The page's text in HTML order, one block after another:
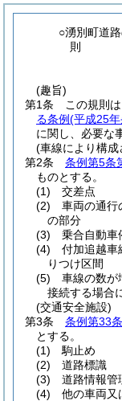
○湧別町道
則
(趣旨)
第1条
この規則は
る条例(平成25
に関し、必要な
(車線により構
第2条
条例第5条
ものとする。
(1)
交差点
(2)
車両の通行
の部分
(3)
乗合自動車
(4)
付加追越車
りつけ区間
(5)
車線の数が
接続する場合
(交通安全施設)
第3条
条例第33条
とする。
(1)
駒止め
(2)
道路標識
(3)
道路情報管
(4)
他の車両又